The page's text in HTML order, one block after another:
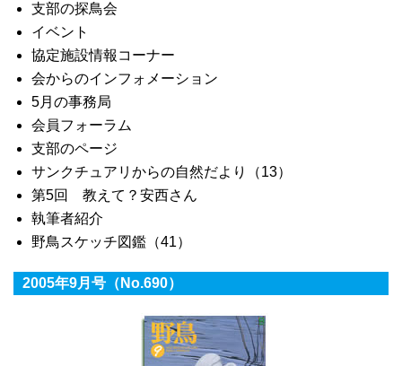
支部の探鳥会
イベント
協定施設情報コーナー
会からのインフォメーション
5月の事務局
会員フォーラム
支部のページ
サンクチュアリからの自然だより（13）
第5回 教えて？安西さん
執筆者紹介
野鳥スケッチ図鑑（41）
2005年9月号（No.690）